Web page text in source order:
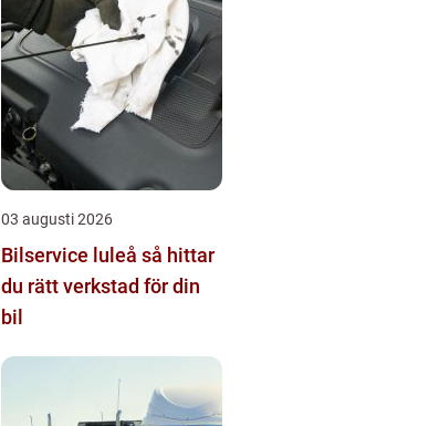
03 augusti 2026
Bilservice luleå så hittar
du rätt verkstad för din
bil